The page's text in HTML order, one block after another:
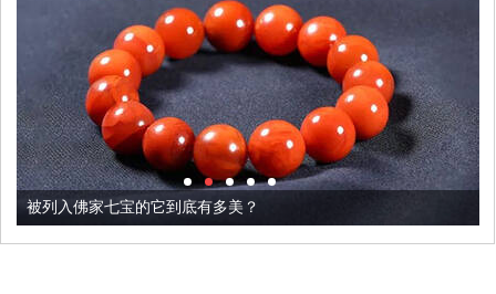
被列入佛家七宝的它到底有多美？